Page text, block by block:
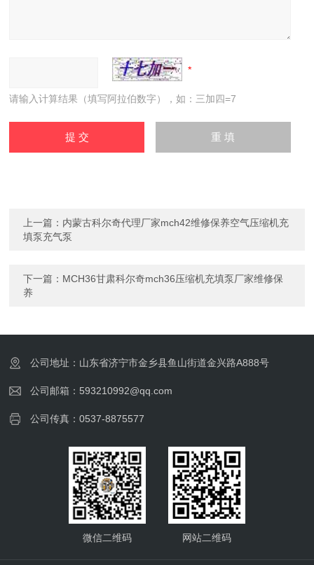
请输入计算结果（填写阿拉伯数字），如：三加四=7
上一篇： 内蒙古科尔奇代理厂家mch42维修保养空气压缩机充
填泵充气泵
下一篇： MCH36甘肃科尔奇mch36压缩机充填泵厂家维修保
养
公司地址：山东省济宁市金乡县鱼山街道金兴路A888号
公司邮箱：593210992@qq.com
公司传真：0537-8875577
微信二维码 网站二维码